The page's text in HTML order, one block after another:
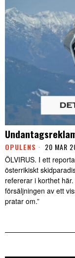
OPULENS 20 MAR
ÖLVIRUS. I ett
österrikiskt
refererar i korthet
försäljningen av ett
pratar om.”